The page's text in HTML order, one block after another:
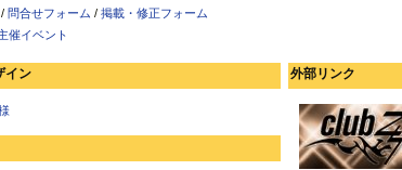
/ 問合せフォーム / 掲載・修正フォーム
催イベント
イン 外部リンク